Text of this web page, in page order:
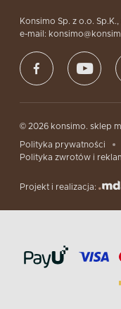
Konsimo Sp. z o.o.
e-mail:
© 2026 konsimo. sklep
Polityka prywatności
Polityka zwrotów i
Projekt i realizacja: